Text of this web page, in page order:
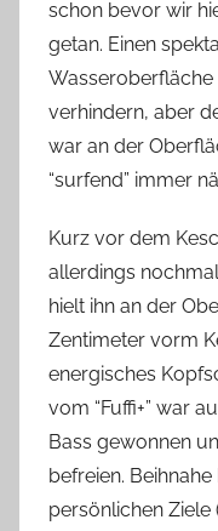
schon bevor wir
getan. Einen
Wasseroberfläche
verhindern, aber
war an der
“surfend” immer
Kurz vor dem
allerdings
hielt ihn an der
Zentimeter vorm
energisches
vom “Fuffi+” war
Bass gewonnen
befreien.
persönlichen Ziele